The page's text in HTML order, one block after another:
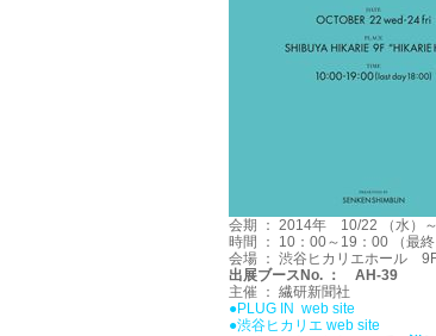
会期 ： 2014年 10/22 （水）～
時間 ： 10：00～19：00 （最終
会場 ： 渋谷ヒカリエホール
出展ブースNo. ： AH-39
主催 ： 繊研新聞社
●PLUG IN web site
●渋谷ヒカリエ web site